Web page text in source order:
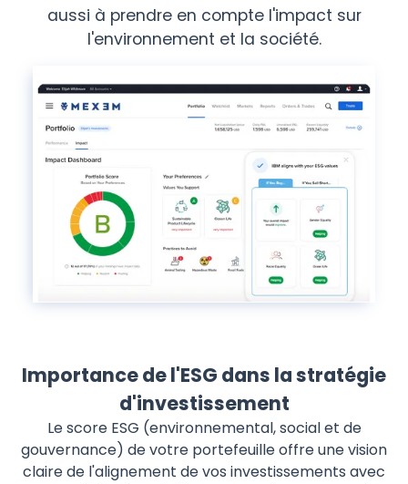
aussi à prendre en compte l'impact sur
l'environnement et la société.
Importance de l'ESG dans la stratégie
d'investissement
Le score ESG (environnemental, social et de
gouvernance) de votre portefeuille offre une vision
claire de l'alignement de vos investissements avec